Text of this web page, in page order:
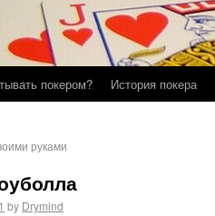
покером? История покера
руками
by Drymind